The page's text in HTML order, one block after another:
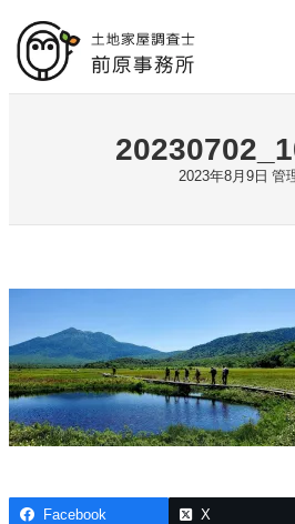
容
を
2023年8月9日 管
Facebook X